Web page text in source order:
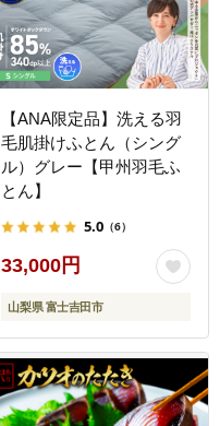
【ANA限定品】洗える羽
毛肌掛けふとん（シング
ル）グレー【甲州羽毛ふ
とん】
5.0 （6）
33,000円
山梨県 富士吉田市